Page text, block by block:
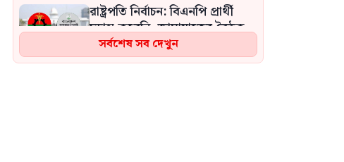
রাষ্ট্রপতি নির্বাচন: বিএনপি প্রার্থী
চূড়ান্ত করেনি, জামায়াতের বৈঠক
কাল
সর্বশেষ সব দেখুন